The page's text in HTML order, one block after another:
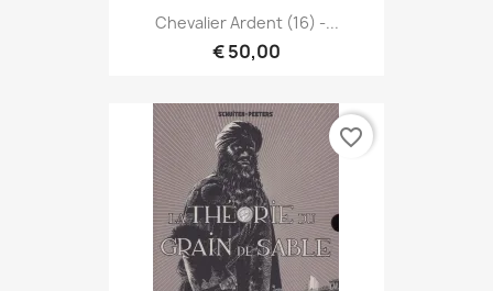
Chevalier Ardent (16) -...
€ 50,00
favorite_border